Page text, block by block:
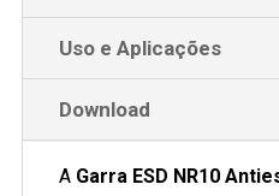
Uso e Aplicações
Download
A Garra ESD NR10